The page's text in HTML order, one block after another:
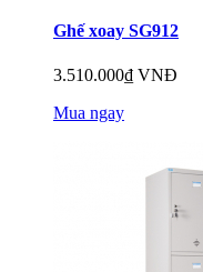
Ghế xoay SG912
3.510.000₫ VNĐ
Mua ngay